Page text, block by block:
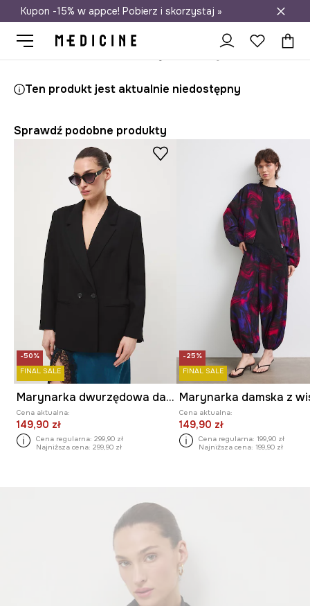
Darmowa dostawa do salonów
Kupon -15% w appce! Pobierz i skorzystaj »
Ten produkt jest aktualnie niedostępny
Sprawdź podobne produkty
-50%
FINAL SALE
Marynarka dwurzędowa damska
Cena aktualna:
149,90 zł
Cena regularna: 299,90 zł
Najniższa cena: 299,90 zł
-25%
FINAL SALE
Cena aktualna:
149,90 zł
Cena regularna: 199,90 zł
Najniższa cena: 199,90 zł